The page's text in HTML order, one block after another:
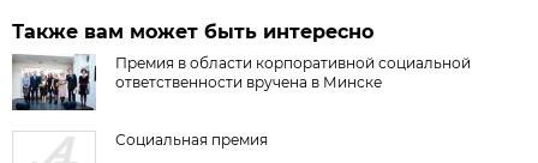
Также вам может быть интересно
Премия в области корпоративной социальной
ответственности вручена в Минске
Социальная премия